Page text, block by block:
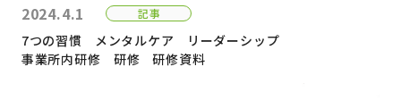
2024.4.1 記事
7つの習慣 メンタルケア
リーダーシップ
事業所内研修
研修 研修資料